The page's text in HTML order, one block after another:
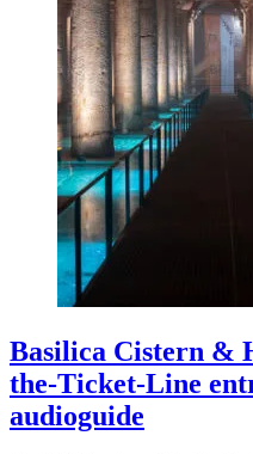
Basilica Cistern &
the-Ticket-Line
audioguide